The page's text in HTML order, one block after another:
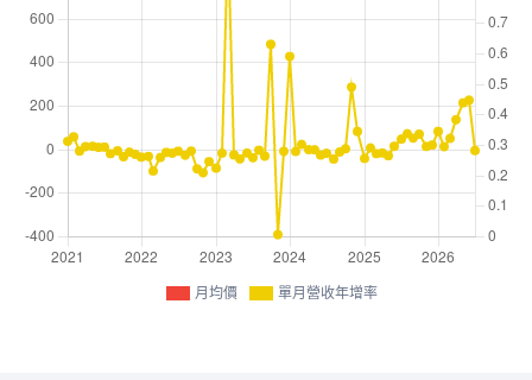
月均價 單月營收年增率